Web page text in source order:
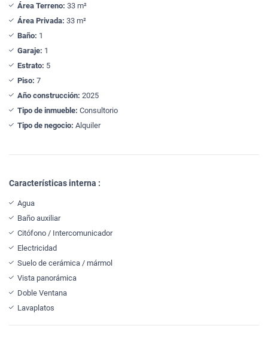
Área Terreno: 33 m²
Área Privada: 33 m²
Baño: 1
Garaje: 1
Estrato: 5
Piso: 7
Año construcción: 2025
Tipo de inmueble: Consultorio
Tipo de negocio: Alquiler
Características interna :
Agua
Baño auxiliar
Citófono / Intercomunicador
Electricidad
Suelo de cerámica / mármol
Vista panorámica
Doble Ventana
Lavaplatos